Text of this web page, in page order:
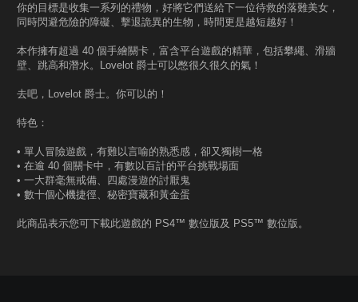
你的目標是收集一系列的禮物，好將它們送給下一位待救的落難美女，
同時閃避危險的障礙、擊退詭異的生物，時間更是越短越好！
本作擁有超過 40 個手繪關卡，富含平台遊戲的精華，包括攀繩、滑牆
壁、跳高和潛水。Lovelot 爵士可以憋很久很久的氣！
去吧，Lovelot 爵士。你可以的！
特色：
• 單人冒險遊戲，有難以言喻的熟悉感，卻又獨樹一格
• 在逾 40 個關卡中，有數以百計的平台挑戰場面
• 一大群毫無戒備、四處漫遊的討厭鬼
• 數十個心機捷徑、秘密寶藏和黃金蛋
此商品表示您可下載此遊戲的 PS4™ 數位版及 PS5™ 數位版。